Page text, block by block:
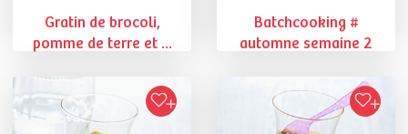
Gratin de brocoli,
pomme de terre et ...
Batchcooking #
automne semaine 2